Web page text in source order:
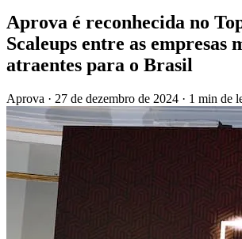
Aprova é reconhecida no
Scaleups entre as empresas
atraentes para o Brasil
Aprova · 27 de dezembro de 2024 · 1 min de